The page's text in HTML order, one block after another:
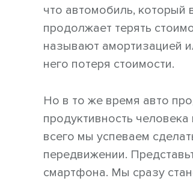
что автомобиль, который
продолжает терять
называют амортизацией
него потеря стоимости.
Но в то же время авто
продуктивность
всего мы успеваем
передвижении.
смартфона. Мы сразу